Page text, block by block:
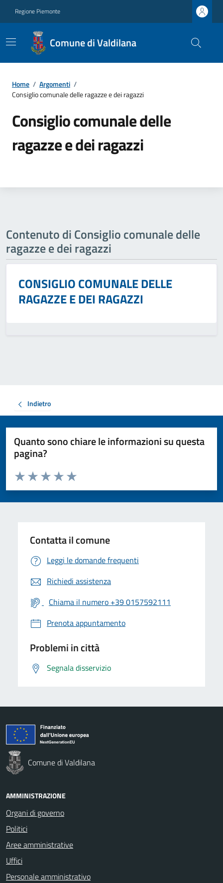
Regione Piemonte
Comune di Valdilana
Home / Argomenti /
Consiglio comunale delle ragazze e dei ragazzi
Consiglio comunale delle
ragazze e dei ragazzi
Contenuto di Consiglio comunale delle
ragazze e dei ragazzi
CONSIGLIO COMUNALE DELLE
RAGAZZE E DEI RAGAZZI
Indietro
Quanto sono chiare le informazioni su questa
pagina?
Valuta da 1 a 5 stelle la pagina
Valuta 5 stelle su 5
Valuta 4 stelle su 5
Valuta 3 stelle su 5
Valuta 2 stelle su 5
Valuta 1 stelle su 5
Contatta il comune
Leggi le domande frequenti
Richiedi assistenza
Chiama il numero +39 0157592111
Prenota appuntamento
Problemi in città
Segnala disservizio
Comune di Valdilana
AMMINISTRAZIONE
Organi di governo
Politici
Aree amministrative
Uffici
Personale amministrativo